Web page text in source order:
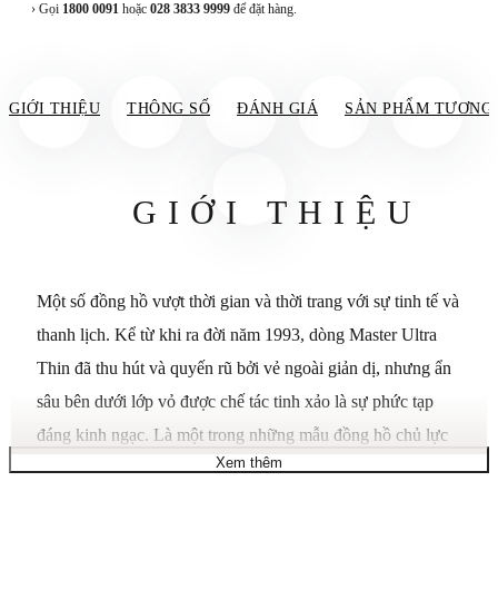
› Gọi 1800 0091 hoặc 028 3833 9999 để đặt hàng.
GIỚI THIỆU THÔNG SỐ ĐÁNH GIÁ SẢN PHẨM TƯƠNG
GIỚI THIỆU
Một số đồng hồ vượt thời gian và thời trang với sự tinh tế và
thanh lịch. Kể từ khi ra đời năm 1993, dòng Master Ultra
Thin đã thu hút và quyến rũ bởi vẻ ngoài giản dị, nhưng ẩn
sâu bên dưới lớp vỏ được chế tác tinh xảo là sự phức tạp
đáng kinh ngạc. Là một trong những mẫu đồng hồ chủ lực
của hãng, Master Ultra Thin Moon đã được tái hiện nhiều
Xem thêm